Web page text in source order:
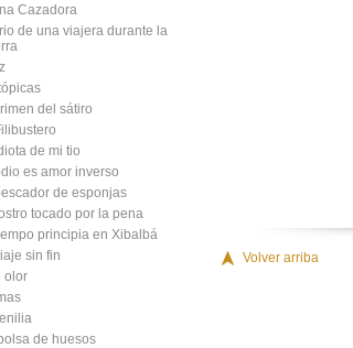
Cazadora
de una viajera durante la
del sátiro
de mi tio
es amor inverso
de esponjas
tocado por la pena
principia en Xibalbá
sin fin
olor
de huesos
Volver arriba